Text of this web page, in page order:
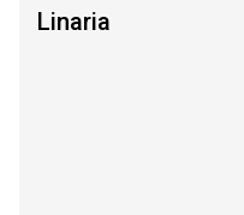
Linaria